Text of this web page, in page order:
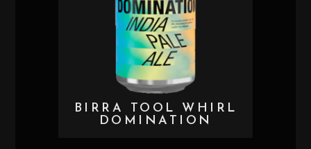
BIRRA TOOL WHIRL
DOMINATION